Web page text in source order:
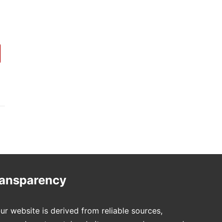
website is derived from reliable sources,